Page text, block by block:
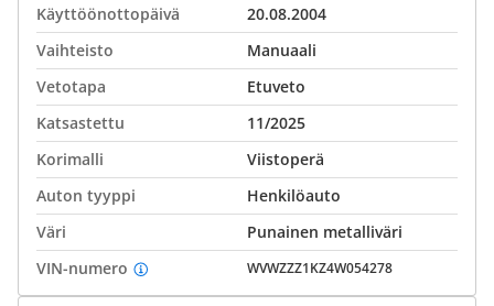
Käyttöönottopäivä
20.08.2004
Vaihteisto
Manuaali
Vetotapa
Etuveto
Katsastettu
11/2025
Korimalli
Viistoperä
Auton tyyppi
Henkilöauto
Väri
Punainen metalliväri
VIN-numero
WVWZZZ1KZ4W054278